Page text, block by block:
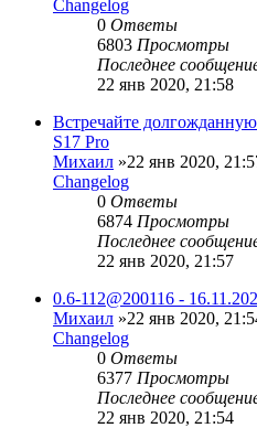
Changelog
0 Ответы
6803 Просмотры
Последнее
22 янв 2020, 21:58
Встречайте
S17 Pro
Михаил »22 янв 2020,
Changelog
0 Ответы
6874 Просмотры
Последнее
22 янв 2020, 21:57
0.6-112@200116 -
Михаил »22 янв 2020,
Changelog
0 Ответы
6377 Просмотры
Последнее
22 янв 2020, 21:54